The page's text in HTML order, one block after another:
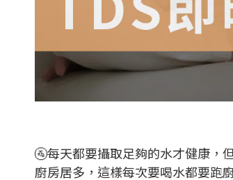
🚰每天都要攝取足夠的水才健康，
廚房居多，這樣每次要喝水都要跑